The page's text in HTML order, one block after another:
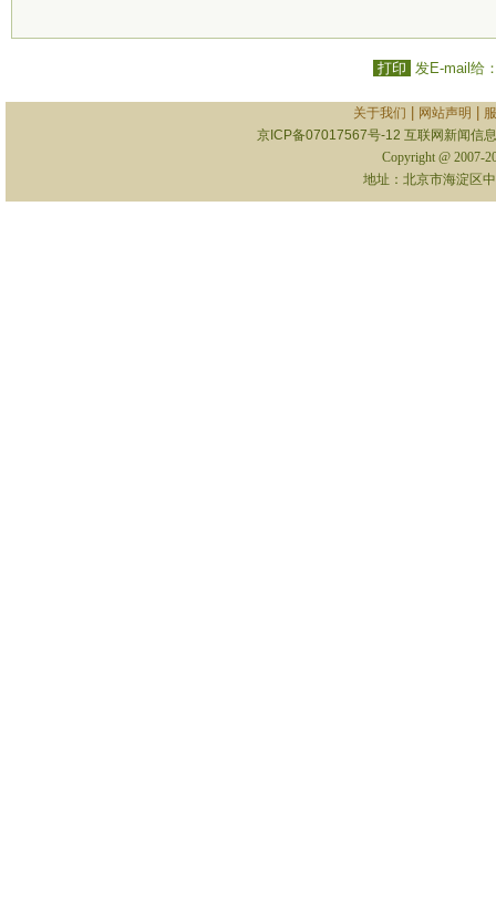
打印 发E-mail给
关于我们 网站声明
京ICP备07017567号-12 互联网新闻信
Copyright @ 2007-
地址：北京市海淀区